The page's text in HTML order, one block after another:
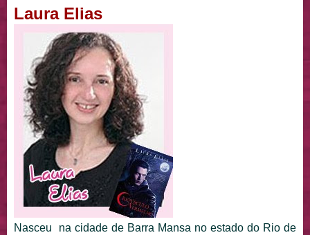
Laura Elias
Nasceu na cidade de Barra Mansa no estado do Rio de